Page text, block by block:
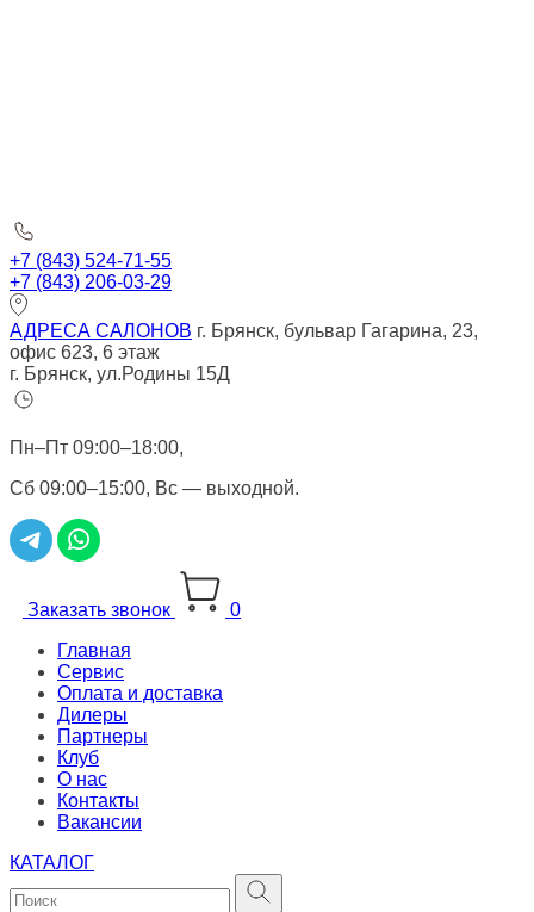
+7 (843) 524-71-55
+7 (843) 206-03-29
АДРЕСА САЛОНОВ г. Брянск, бульвар Гагарина, 23,
офис 623, 6 этаж
г. Брянск, ул.Родины 15Д
Пн–Пт 09:00–18:00,
Сб 09:00–15:00, Вс — выходной.
Заказать звонок
0
Главная
Сервис
Оплата и доставка
Дилеры
Партнеры
Клуб
О нас
Контакты
Вакансии
КАТАЛОГ